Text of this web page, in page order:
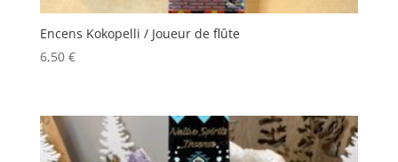
Encens Kokopelli / Joueur de flûte
6,50 €